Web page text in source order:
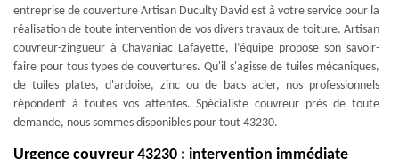
entreprise de couverture Artisan Duculty David est à votre service pour la
réalisation de toute intervention de vos divers travaux de toiture. Artisan
couvreur-zingueur à Chavaniac Lafayette, l’équipe propose son savoir-
faire pour tous types de couvertures. Qu'il s'agisse de tuiles mécaniques,
de tuiles plates, d'ardoise, zinc ou de bacs acier, nos professionnels
répondent à toutes vos attentes. Spécialiste couvreur près de toute
demande, nous sommes disponibles pour tout 43230.
Urgence couvreur 43230 : intervention immédiate